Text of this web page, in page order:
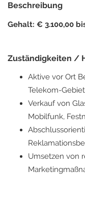
Beschreibung
Gehalt: € 3.100,00
Zuständigkeiten /
Aktive vor Ort
Telekom-
Verkauf von
Mobilfunk,
Umsetzen von